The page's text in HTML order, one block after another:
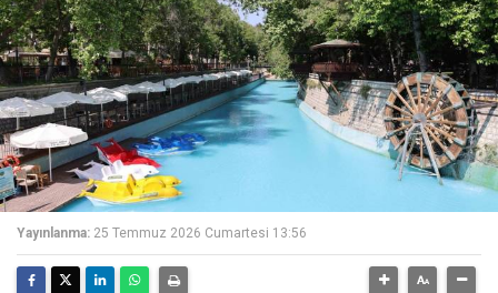
Yayınlanma: 25 Temmuz 2026 Cumartesi 13:56